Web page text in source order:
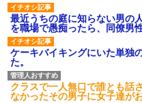
最近うちの庭に知らない男の
を職場で愚痴ったら、同僚男
ケーキバイキングにいた単独
た。
クラスで一人無口で誰とも話
なかったその男子に女子達が